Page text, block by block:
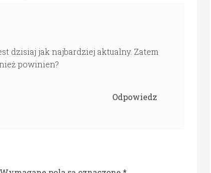
dzisiaj jak najbardziej aktualny. Zatem
powinien?
Odpowiedz